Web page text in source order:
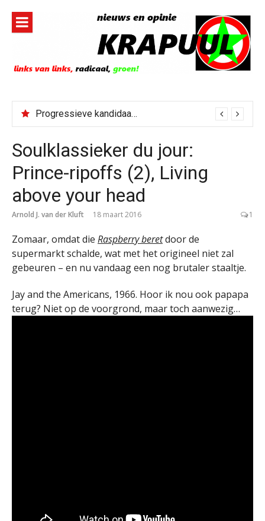
inhoud
Progressieve kandidaat El-Sayed senaatskandidaat Michigan
Soulklassieker du jour:
Prince-ripoffs (2), Living
above your head
Arnold J. van der Kluft 18 maart 2016 1
Zomaar, omdat die Raspberry beretdoor de
supermarkt schalde, wat met het origineel niet zal
gebeuren – en nu vandaag een nog brutaler staaltje.
Jay and the Americans, 1966. Hoor ik nou ook papapa
terug? Niet op de voorgrond, maar toch aanwezig…